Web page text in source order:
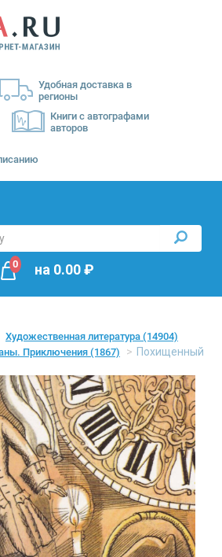
Удобная доставка в
регионы
Книги с автографами
авторов
0 на 0.00₽
Художественная литература (14904)
Приключения (1867) Похищенный